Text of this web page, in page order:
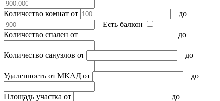
Количество комнат от
до
Есть балкон
Количество спален от до
Количество санузлов от до
Удаленность от МКАД от до
Площадь участка от до